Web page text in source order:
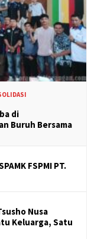
di
Buruh Bersama
FSPMI PT.
Nusa
Keluarga, Satu